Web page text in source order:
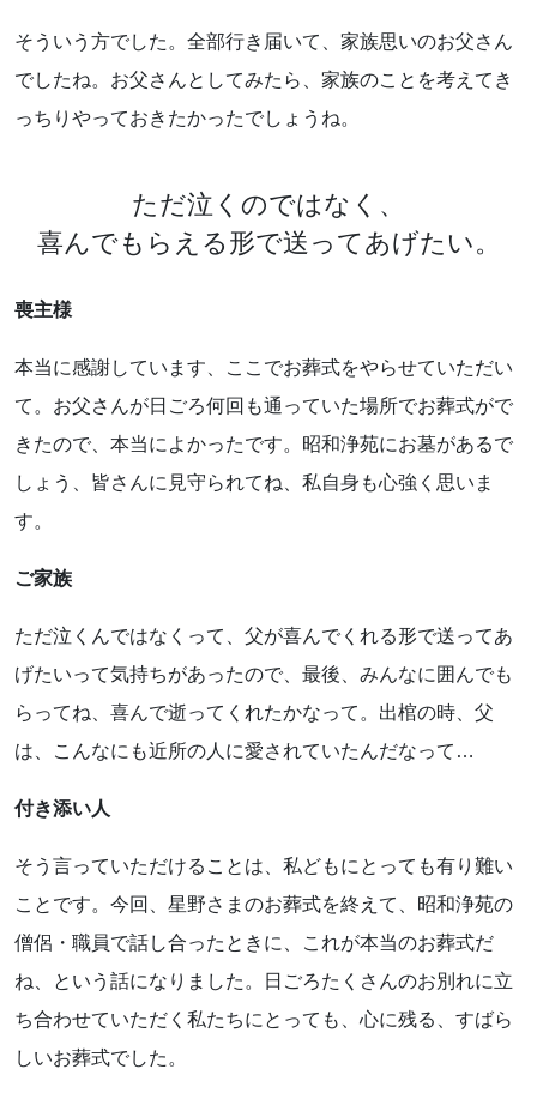
そういう方でした。全部行き届いて、家族思いのお父さん
でしたね。お父さんとしてみたら、家族のことを考えてき
っちりやっておきたかったでしょうね。
ただ泣くのではなく、
喜んでもらえる形で送ってあげたい。
喪主様
本当に感謝しています、ここでお葬式をやらせていただい
て。お父さんが日ごろ何回も通っていた場所でお葬式がで
きたので、本当によかったです。昭和浄苑にお墓があるで
しょう、皆さんに見守られてね、私自身も心強く思いま
す。
ご家族
ただ泣くんではなくって、父が喜んでくれる形で送ってあ
げたいって気持ちがあったので、最後、みんなに囲んでも
らってね、喜んで逝ってくれたかなって。出棺の時、父
は、こんなにも近所の人に愛されていたんだなって…
付き添い人
そう言っていただけることは、私どもにとっても有り難い
ことです。今回、星野さまのお葬式を終えて、昭和浄苑の
僧侶・職員で話し合ったときに、これが本当のお葬式だ
ね、という話になりました。日ごろたくさんのお別れに立
ち合わせていただく私たちにとっても、心に残る、すばら
しいお葬式でした。